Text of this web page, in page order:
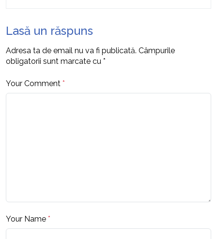
Lasă un răspuns
Adresa ta de email nu va fi publicată. Câmpurile
obligatorii sunt marcate cu *
Your Comment *
Your Name *